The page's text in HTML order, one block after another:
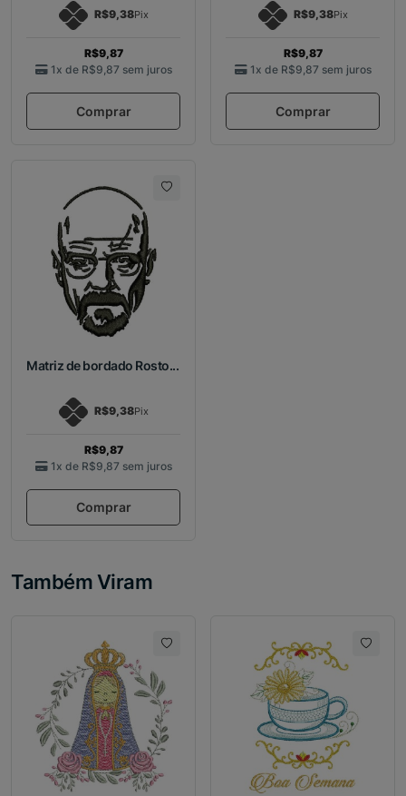
R$9,38Pix
R$9,87
1x de R$9,87 sem juros
Comprar
R$9,38Pix
R$9,87
1x de R$9,87 sem juros
Comprar
Matriz de bordado Rosto...
R$9,38Pix
R$9,87
1x de R$9,87 sem juros
Comprar
Também Viram